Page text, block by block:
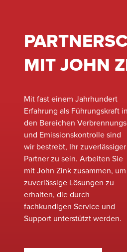
MIT JOHN
Mit fast einem Jahrhundert
Erfahrung als Führungskraft in
den Bereichen
und Emissionskontrolle sind
wir bestrebt, Ihr zuverlässiger
Partner zu sein. Arbeiten Sie
mit John Zink zusammen, um
zuverlässige Lösungen zu
erhalten, die durch
fachkundigen Service und
Support unterstützt werden.